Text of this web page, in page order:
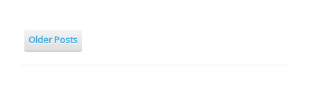
Older Posts